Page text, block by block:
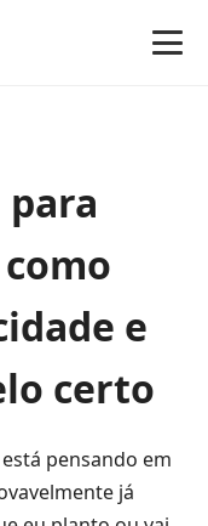
e
certo
pensando em
já